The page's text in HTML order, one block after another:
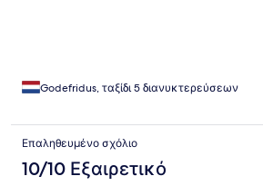
Godefridus, ταξίδι 5 διανυκτερεύσεων
Επαληθευμένο σχόλιο
10/10 Εξαιρετικό